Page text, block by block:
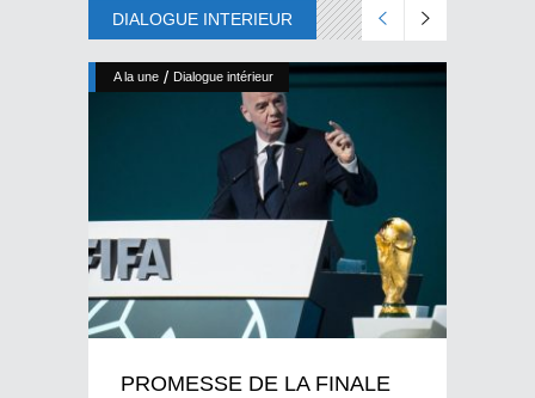
DIALOGUE INTERIEUR
A la une / Dialogue intérieur
PROMESSE DE LA FINALE